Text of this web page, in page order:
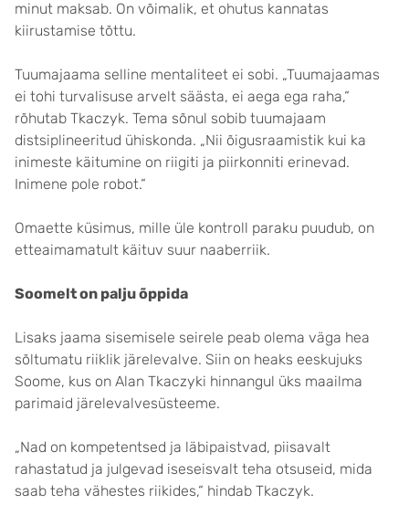
minut maksab. On võimalik, et ohutus kannatas
kiirustamise tõttu.
Tuumajaama selline mentaliteet ei sobi. „Tuumajaamas
ei tohi turvalisuse arvelt säästa, ei aega ega raha,“
rõhutab Tkaczyk. Tema sõnul sobib tuumajaam
distsiplineeritud ühiskonda. „Nii õigusraamistik kui ka
inimeste käitumine on riigiti ja piirkonniti erinevad.
Inimene pole robot.“
Omaette küsimus, mille üle kontroll paraku puudub, on
etteaimamatult käituv suur naaberriik.
Soomelt on palju õppida
Lisaks jaama sisemisele seirele peab olema väga hea
sõltumatu riiklik järelevalve. Siin on heaks eeskujuks
Soome, kus on Alan Tkaczyki hinnangul üks maailma
parimaid järelevalvesüsteeme.
„Nad on kompetentsed ja läbipaistvad, piisavalt
rahastatud ja julgevad iseseisvalt teha otsuseid, mida
saab teha vähestes riikides,“ hindab Tkaczyk.